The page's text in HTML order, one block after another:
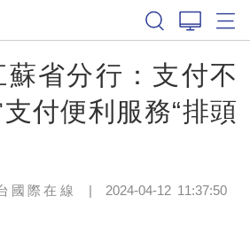
蘇省分行：支付不
支付便利服務“排頭
國際在線 | 2024-04-12 11:37:50